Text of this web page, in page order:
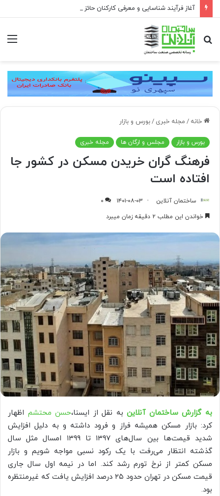
جستجو
برای
خانه / مجله خبری /بورس و بازار
بورس و بازار مجلس و ارگان ها مجله خبری
فرهنگ گران خریدن مسکن در کشور جا
افتاده است
ساختمان آنلاین ۱۴۰۱-۰۸-۰۳
۰
خواندن این مطلب ۲ دقیقه زمان میبرد
به گزارش ساختمان آنلاین به نقل از ایسنا،حسن محتشم اظهار
کرد: بازار مسکن همیشه فراز و فرود داشته و به دلیل افزایش
شدید قیمت‌ها بین سال‌های ۱۳۹۷ تا ۱۳۹۹ امسال مثل سال
گذشته انتظار می‌رفت با یک رکود نسبی مواجه شویم و بازار
مسکن کمتر از نرخ تورم رشد کند. اما در نیمه اول سال جاری
قیمت مسکن در تهران حدود ۲۵ درصد افزایش یافت که غیرمنتظره
بود.